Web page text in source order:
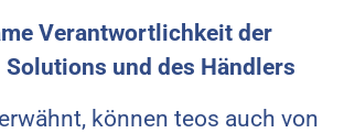
Verantwortlichkeit der
Solutions und des Händlers
können teos auch von